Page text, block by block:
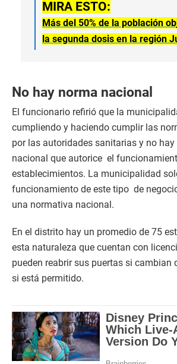
MIRA ESTO:
Más del 50% de la población
la segunda dosis en la región
No hay norma nacional
El funcionario refirió que la
cumpliendo y haciendo cumplir las
por las autoridades sanitarias y no
nacional que autorice el
establecimientos. La municipalidad
funcionamiento de este tipo de
una normativa nacional.
En el distrito hay un promedio de 75
esta naturaleza que cuentan con
pueden reabrir sus puertas si cambian
si está permitido.